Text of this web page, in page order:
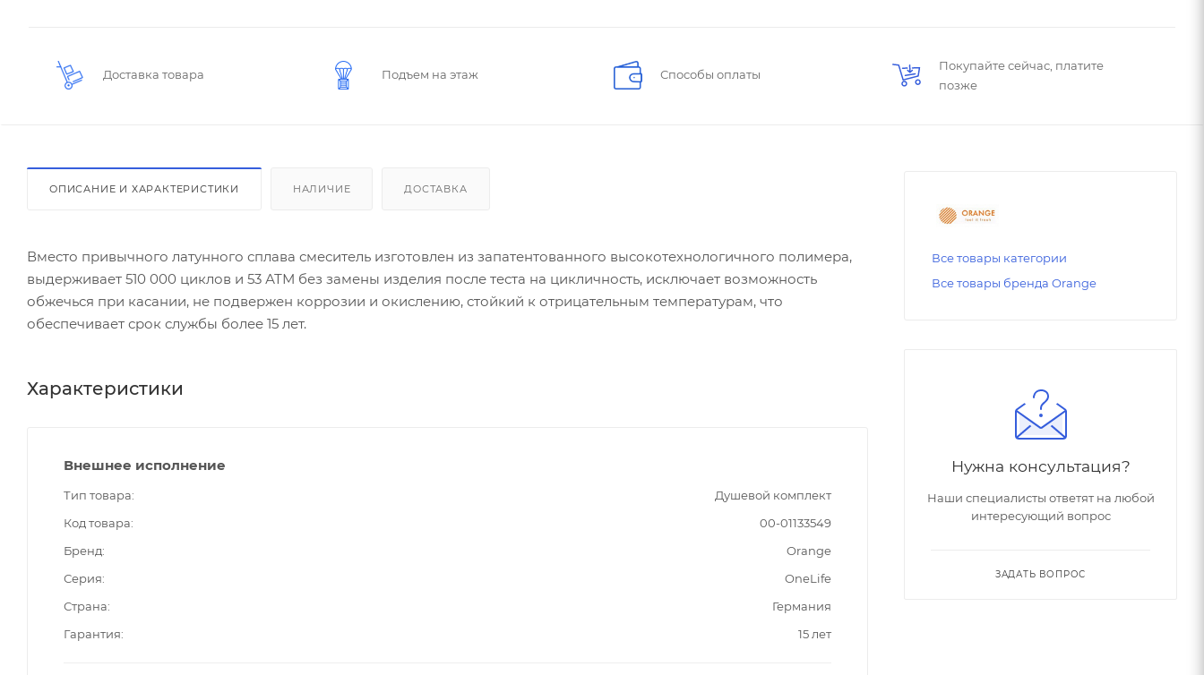
Доставка товара Подъем на этаж Способы оплаты
Покупайте сейчас, платите
позже
ОПИСАНИЕ И ХАРАКТЕРИСТИКИ НАЛИЧИЕ ДОСТАВКА
Вместо привычного латунного сплава смеситель изготовлен из запатентованного высокотехнологичного полимера,
выдерживает 510 000 циклов и 53 АТМ без замены изделия после теста на цикличность, исключает возможность
обжечься при касании, не подвержен коррозии и окислению, стойкий к отрицательным температурам, что
обеспечивает срок службы более 15 лет.
Характеристики
Внешнее исполнение
Тип товара
Душевой комплект
Код товара
00-01133549
Бренд
Orange
Серия
OneLife
Страна
Германия
Гарантия
15 лет
Все товары категории
Все товары бренда Orange
Нужна консультация?
Наши специалисты ответят на любой
интересующий вопрос
ЗАДАТЬ ВОПРОС